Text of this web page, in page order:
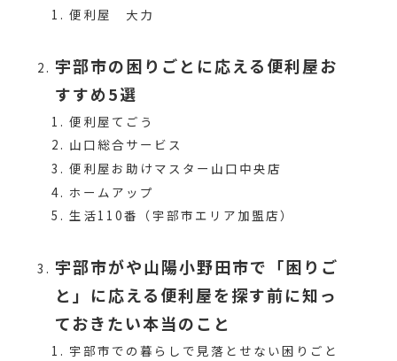
便利屋 大力
宇部市の困りごとに応える便利屋お
すすめ5選
便利屋てごう
山口総合サービス
便利屋お助けマスター山口中央店
ホームアップ
生活110番（宇部市エリア加盟店）
宇部市がや山陽小野田市で「困りご
と」に応える便利屋を探す前に知っ
ておきたい本当のこと
宇部市での暮らしで見落とせない困りごと